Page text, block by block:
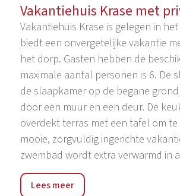
Vakantiehuis Krase met
Vakantiehuis Krase is gelegen in
biedt een onvergetelijke vakantie
het dorp. Gasten hebben de
maximale aantal personen is 6.
de slaapkamer op de begane
door een muur en een deur. De
overdekt terras met een tafel om
mooie, zorgvuldig ingerichte
zwembad wordt extra verwarmd in
Svetvinčenat ligt in het centrale
wijngaarden, het alom bekende
Lees meer